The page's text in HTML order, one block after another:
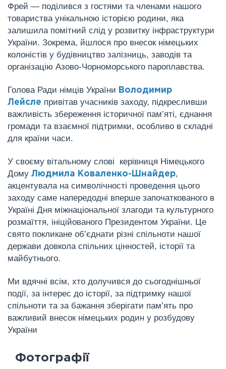
Фрей — поділився з гостями та членами нашого
товариства унікальною історією родини, яка
залишила помітний слід у розвитку інфраструктури
України. Зокрема, йшлося про внесок німецьких
колоністів у будівництво залізниць, заводів та
організацію Азово-Чорноморського пароплавства.
Голова Ради німців України Володимир
Лейсле привітав учасників заходу, підкресливши
важливість збереження історичної пам’яті, єднання
громади та взаємної підтримки, особливо в складні
для країни часи.
У своєму вітальному слові керівниця Німецького
Дому Людмила Коваленко-Шнайдер,
акцентувала на символічності проведення цього
заходу саме напередодні вперше започаткованого в
Україні Дня міжнаціональної злагоди та культурного
розмаїття, ініційованого Президентом України. Це
свято покликане об’єднати різні спільноти нашої
держави довкола спільних цінностей, історії та
майбутнього.
Ми вдячні всім, хто долучився до сьогоднішньої
події, за інтерес до історії, за підтримку нашої
спільноти та за бажання зберігати пам’ять про
важливий внесок німецьких родин у розбудову
України
Фотографії